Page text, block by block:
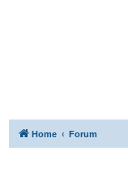
Home Forum